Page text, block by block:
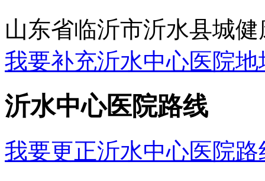
山东省临沂市沂水县城健
我要补充沂水中心医院地
沂水中心医院路线
我要更正沂水中心医院路